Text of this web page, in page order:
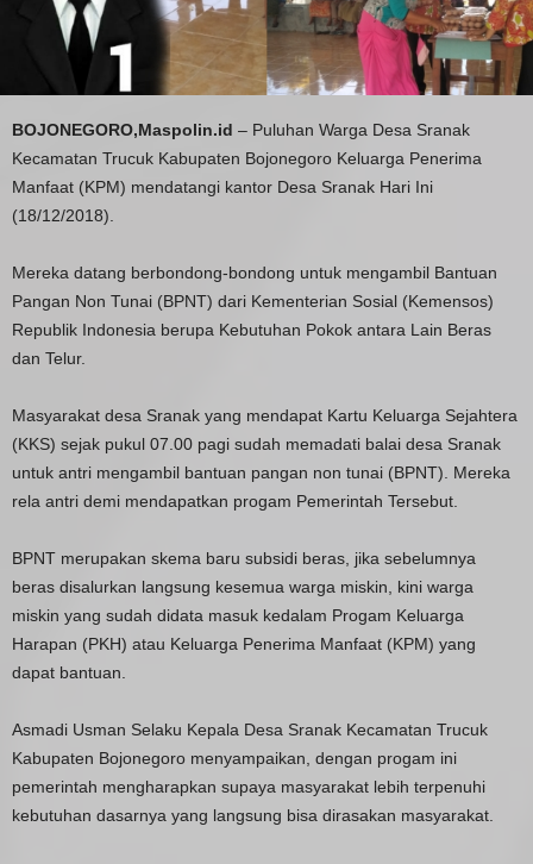
BOJONEGORO,Maspolin.id – Puluhan Warga Desa Sranak
Kecamatan Trucuk Kabupaten Bojonegoro Keluarga Penerima
Manfaat (KPM) mendatangi kantor Desa Sranak Hari Ini
(18/12/2018).
Mereka datang berbondong-bondong untuk mengambil Bantuan
Pangan Non Tunai (BPNT) dari Kementerian Sosial (Kemensos)
Republik Indonesia berupa Kebutuhan Pokok antara Lain Beras
dan Telur.
Masyarakat desa Sranak yang mendapat Kartu Keluarga Sejahtera
(KKS) sejak pukul 07.00 pagi sudah memadati balai desa Sranak
untuk antri mengambil bantuan pangan non tunai (BPNT). Mereka
rela antri demi mendapatkan progam Pemerintah Tersebut.
BPNT merupakan skema baru subsidi beras, jika sebelumnya
beras disalurkan langsung kesemua warga miskin, kini warga
miskin yang sudah didata masuk kedalam Progam Keluarga
Harapan (PKH) atau Keluarga Penerima Manfaat (KPM) yang
dapat bantuan.
Asmadi Usman Selaku Kepala Desa Sranak Kecamatan Trucuk
Kabupaten Bojonegoro menyampaikan, dengan progam ini
pemerintah mengharapkan supaya masyarakat lebih terpenuhi
kebutuhan dasarnya yang langsung bisa dirasakan masyarakat.